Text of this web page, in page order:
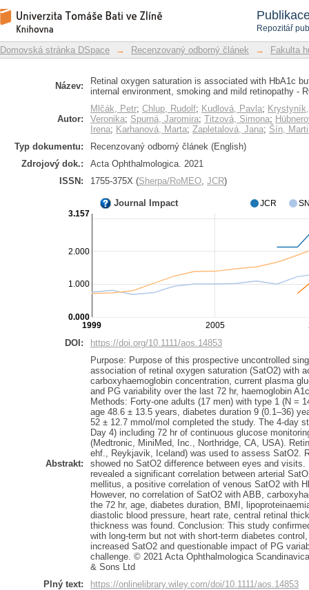
Repozitář
Retinal oxygen saturation is
diabetes control, internal
ROXINEGLYD study
Repozitář DSpace/Manakin
Domovská stránka DSpace → Recenzovaný odborný článek → Fakulta
Název:
Retinal oxygen saturation is associated with HbA1c
internal environment, smoking and mild retinopathy -
Autor:
Mlčák, Petr; Chlup, Rudolf; Kudlová, Pavla;
Veronika; Spurná, Jaromira; Titzová, Simona;
Irena; Karhanová, Marta; Zapletalová, Jana; Šín,
Typ dokumentu:
Recenzovaný odborný článek (English)
Zdrojový dok.:
Acta Ophthalmologica. 2021
ISSN:
1755-375X (Sherpa/RoMEO, JCR)
Journal Impact
2005
1999
1.000
2.000
0.000
3.157
JCR
DOI: https://doi.org/10.1111/aos.14853
Abstrakt:
Purpose: Purpose of this prospective uncontrolled
association of retinal oxygen saturation (SatO2) with
carboxyhaemoglobin concentration, current plasma
and PG variability over the last 72 hr, haemoglobin
Methods: Forty-one adults (17 men) with type 1 (N =
age 48.6 ± 13.5 years, diabetes duration 9 (0.1–36)
52 ± 12.7 mmol/mol completed the study. The 4-day
Day 4) including 72 hr of continuous glucose
(Medtronic, MiniMed, Inc., Northridge, CA, USA).
ehf., Reykjavik, Iceland) was used to assess SatO2.
showed no SatO2 difference between eyes and
revealed a significant correlation between arterial
mellitus, a positive correlation of venous SatO2 with
However, no correlation of SatO2 with ABB,
the 72 hr, age, diabetes duration, BMI,
diastolic blood pressure, heart rate, central retinal
thickness was found. Conclusion: This study
with long-term but not with short-term diabetes
increased SatO2 and questionable impact of PG
challenge. © 2021 Acta Ophthalmologica
& Sons Ltd
Plný text:
https://onlinelibrary.wiley.com/doi/10.1111/aos.14853